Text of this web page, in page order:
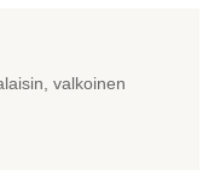
valkoinen